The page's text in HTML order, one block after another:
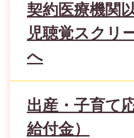
契約医療機関
児聴覚スクリ
へ
出産・子育て
給付金）